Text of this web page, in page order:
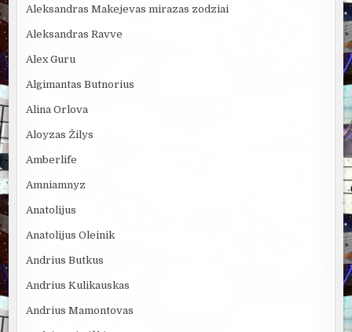
Aleksandras Makejevas mirazas zodziai
Aleksandras Ravve
Alex Guru
Algimantas Butnorius
Alina Orlova
Aloyzas Žilys
Amberlife
Amniamnyz
Anatolijus
Anatolijus Oleinik
Andrius Butkus
Andrius Kulikauskas
Andrius Mamontovas